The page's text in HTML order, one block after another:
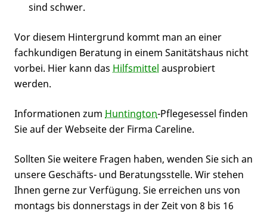
sind schwer.
Vor diesem Hintergrund kommt man an einer
fachkundigen Beratung in einem Sanitätshaus nicht
vorbei. Hier kann das Hilfsmittel ausprobiert
werden.
Informationen zum Huntington-Pflegesessel finden
Sie auf der Webseite der Firma Careline.
Sollten Sie weitere Fragen haben, wenden Sie sich an
unsere Geschäfts- und Beratungsstelle. Wir stehen
Ihnen gerne zur Verfügung. Sie erreichen uns von
montags bis donnerstags in der Zeit von 8 bis 16